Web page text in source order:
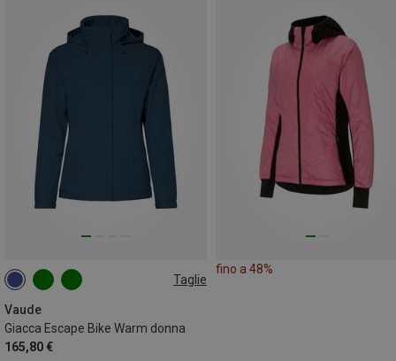
Taglie
Vaude
Giacca Escape Bike Warm donna
165,80 €
XS S M
XXL
fino a 48%